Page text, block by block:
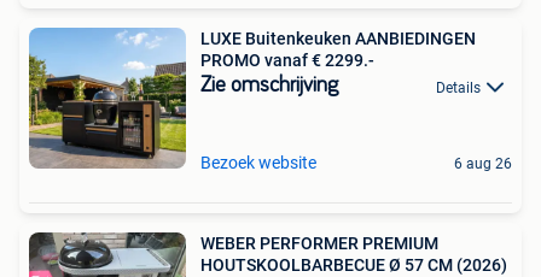
LUXE Buitenkeuken AANBIEDINGEN
PROMO vanaf € 2299.-
Zie omschrijving Details
Bezoek website 6 aug 26
WEBER PERFORMER PREMIUM
HOUTSKOOLBARBECUE Ø 57 CM (2026)